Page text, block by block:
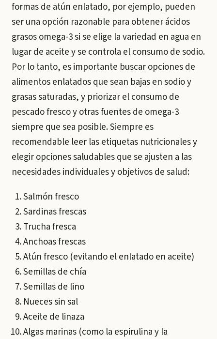
formas de atún enlatado, por ejemplo, pueden
ser una opción razonable para obtener ácidos
grasos omega-3 si se elige la variedad en agua en
lugar de aceite y se controla el consumo de sodio.
Por lo tanto, es importante buscar opciones de
alimentos enlatados que sean bajas en sodio y
grasas saturadas, y priorizar el consumo de
pescado fresco y otras fuentes de omega-3
siempre que sea posible. Siempre es
recomendable leer las etiquetas nutricionales y
elegir opciones saludables que se ajusten a las
necesidades individuales y objetivos de salud:
Salmón fresco
Sardinas frescas
Trucha fresca
Anchoas frescas
Atún fresco (evitando el enlatado en aceite)
Semillas de chía
Semillas de lino
Nueces sin sal
Aceite de linaza
Algas marinas (como la espirulina y la